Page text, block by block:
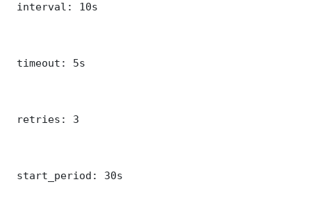
interval: 10s
timeout: 5s
retries: 3
start_period: 30s